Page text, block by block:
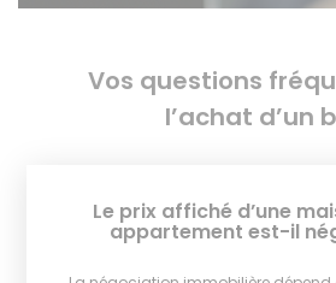
Vos questions
l’achat d’un
Le prix affiché d’une
appartement est-il